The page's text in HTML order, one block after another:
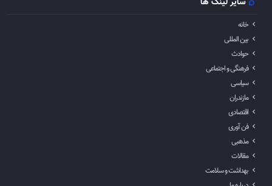
خانه
بین المللی
حوادث
فرهنگی و اجتماعی
سیاسی
مازندران
اقتصادی
فن آوری
مذهبی
مقالات
بهداشت و سلامت